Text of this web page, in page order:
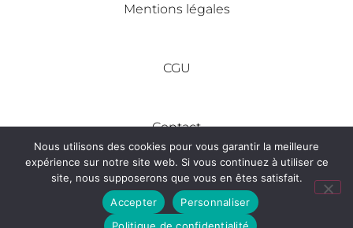
Mentions légales
CGU
Contact
Tous droits réservés © Made In Entreprise
Nous utilisons des cookies pour vous garantir la meilleure
expérience sur notre site web. Si vous continuez à utiliser ce
site, nous supposerons que vous en êtes satisfait.
Accepter
Personnaliser
Politique de confidentialité